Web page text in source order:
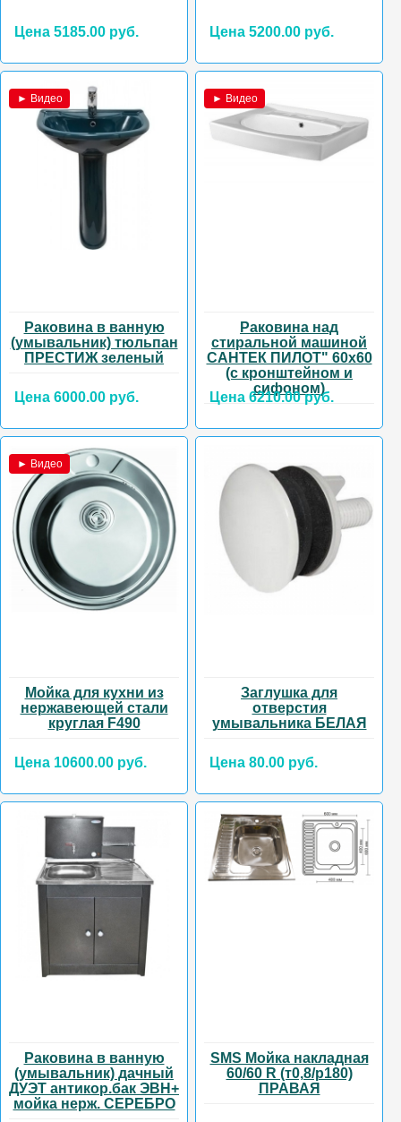
Цена 5185.00 руб. Цена 5200.00 руб.
► Видео
Раковина в ванную
(умывальник) тюльпан
ПРЕСТИЖ зеленый
Цена 6000.00 руб.
► Видео
Раковина над
стиральной машиной
САНТЕК ПИЛОТ" 60х60
(с кронштейном и
сифоном)
Цена 6210.00 руб.
► Видео
Мойка для кухни из
нержавеющей стали
круглая F490
Цена 10600.00 руб.
Заглушка для
отверстия
умывальника БЕЛАЯ
Цена 80.00 руб.
Раковина в ванную
(умывальник) дачный
ДУЭТ антикор.бак ЭВН+
мойка нерж. СЕРЕБРО
SMS Мойка накладная
60/60 R (т0,8/р180)
ПРАВАЯ